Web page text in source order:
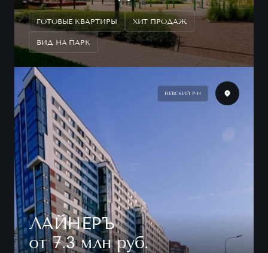
ГОТОВЫЕ КВАРТИРЫ ХИТ ПРОДАЖ
ВИД НА ПАРК
НЕВСКИЙ Р-Н
ЛАЙНЕРЪ
от 7.3 млн руб.